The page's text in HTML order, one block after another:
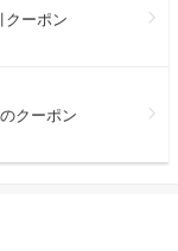
クーポン
クーポン